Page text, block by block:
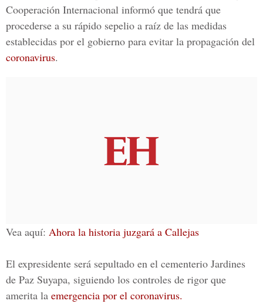
Cooperación Internacional informó que tendrá que
procederse a su rápido sepelio a raíz de las medidas
establecidas por el gobierno para evitar la propagación del
coronavirus.
Vea aquí: Ahora la historia juzgará a Callejas
El expresidente será sepultado en el cementerio Jardines
de Paz Suyapa, siguiendo los controles de rigor que
amerita la emergencia por el coronavirus.